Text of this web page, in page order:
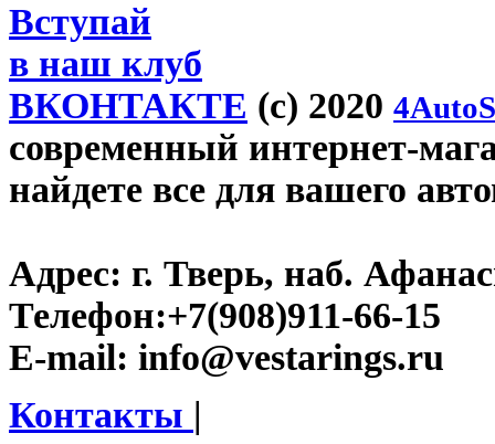
Вступай
в наш клуб
ВКОНТАКТЕ (c) 2020
современный интернет-
найдете все для вашего
Адрес: г. Тверь, наб.
Телефон:+7(908)911-66-15
E-mail: info@vestarings.ru
Контакты |